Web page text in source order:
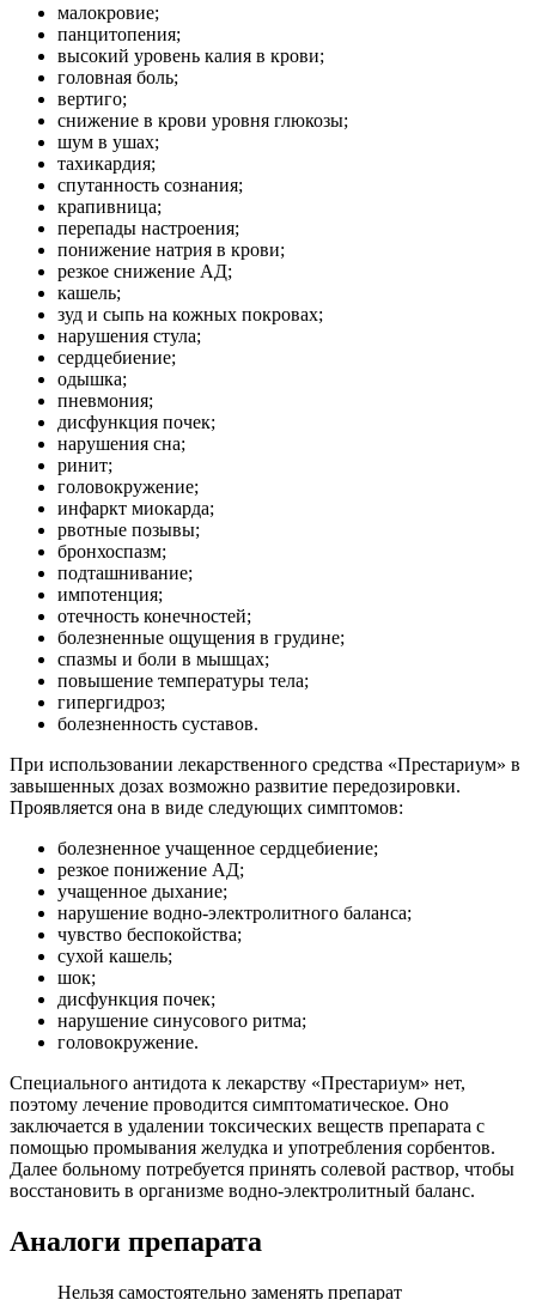
малокровие;
панцитопения;
высокий уровень калия в крови;
головная боль;
вертиго;
снижение в крови уровня глюкозы;
шум в ушах;
тахикардия;
спутанность сознания;
крапивница;
перепады настроения;
понижение натрия в крови;
резкое снижение АД;
кашель;
зуд и сыпь на кожных покровах;
нарушения стула;
сердцебиение;
одышка;
пневмония;
дисфункция почек;
нарушения сна;
ринит;
головокружение;
инфаркт миокарда;
рвотные позывы;
бронхоспазм;
подташнивание;
импотенция;
отечность конечностей;
болезненные ощущения в грудине;
спазмы и боли в мышцах;
повышение температуры тела;
гипергидроз;
болезненность суставов.
При использовании лекарственного средства «Престариум» в
завышенных дозах возможно развитие передозировки.
Проявляется она в виде следующих симптомов:
болезненное учащенное сердцебиение;
резкое понижение АД;
учащенное дыхание;
нарушение водно-электролитного баланса;
чувство беспокойства;
сухой кашель;
шок;
дисфункция почек;
нарушение синусового ритма;
головокружение.
Специального антидота к лекарству «Престариум» нет,
поэтому лечение проводится симптоматическое. Оно
заключается в удалении токсических веществ препарата с
помощью промывания желудка и употребления сорбентов.
Далее больному потребуется принять солевой раствор, чтобы
восстановить в организме водно-электролитный баланс.
Аналоги препарата
Нельзя самостоятельно заменять препарат